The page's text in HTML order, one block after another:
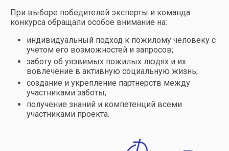
При выборе победителей эксперты и команда
конкурса обращали особое внимание на:
индивидуальный подход к пожилому человеку с
учетом его возможностей и запросов;
заботу об уязвимых пожилых людях и их
вовлечение в активную социальную жизнь;
создание и укрепление партнерств между
участниками заботы;
получение знаний и компетенций всеми
участниками проекта.